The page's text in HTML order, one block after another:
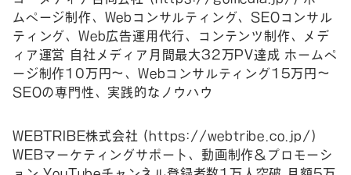
ムページ制作、Webコンサルティング、SEOコンサル
ティング、Web広告運用代行、コンテンツ制作、メデ
ィア運営 自社メディア月間最大32万PV達成 ホームペ
ージ制作10万円～、Webコンサルティング15万円～
SEOの専門性、実践的なノウハウ
WEBTRIBE株式会社 ( https://webtribe.co.jp/ )
WEBマーケティングサポート、動画制作＆プロモーシ